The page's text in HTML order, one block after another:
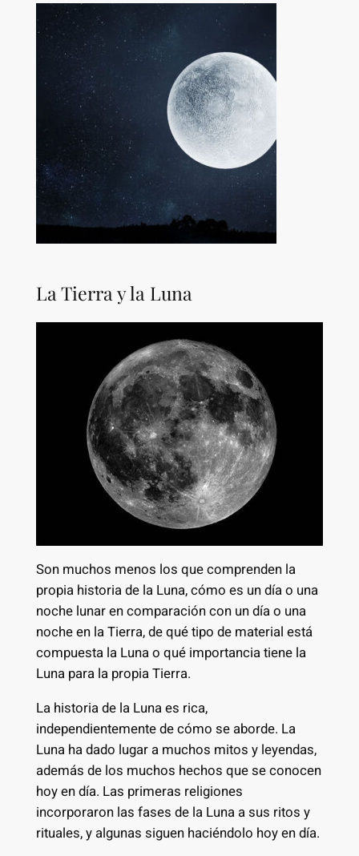
La Tierra y la Luna
Son muchos menos los que comprenden la
propia historia de la Luna, cómo es un día o una
noche lunar en comparación con un día o una
noche en la Tierra, de qué tipo de material está
compuesta la Luna o qué importancia tiene la
Luna para la propia Tierra.
La historia de la Luna es rica,
independientemente de cómo se aborde. La
Luna ha dado lugar a muchos mitos y leyendas,
además de los muchos hechos que se conocen
hoy en día. Las primeras religiones
incorporaron las fases de la Luna a sus ritos y
rituales, y algunas siguen haciéndolo hoy en día.